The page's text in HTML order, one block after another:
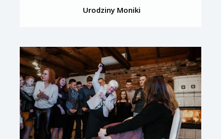
Urodziny Moniki